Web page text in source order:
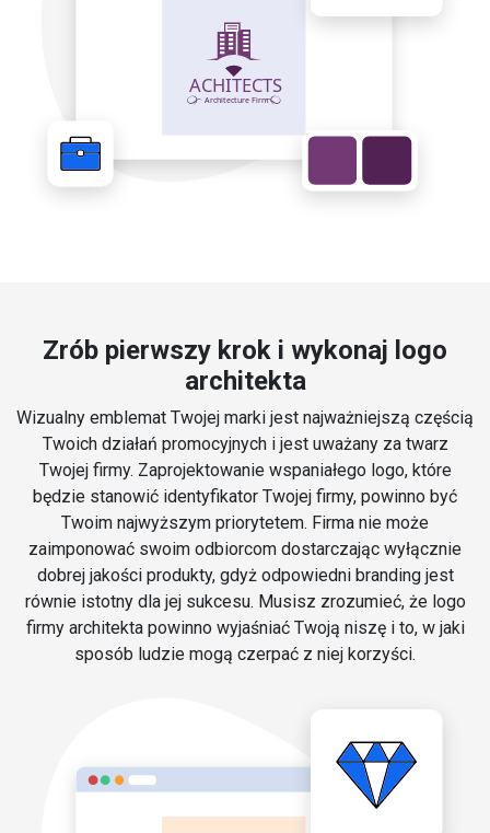
Zrób pierwszy krok i wykonaj logo
architekta
Wizualny emblemat Twojej marki jest najważniejszą częścią
Twoich działań promocyjnych i jest uważany za twarz
Twojej firmy. Zaprojektowanie wspaniałego logo, które
będzie stanowić identyfikator Twojej firmy, powinno być
Twoim najwyższym priorytetem. Firma nie może
zaimponować swoim odbiorcom dostarczając wyłącznie
dobrej jakości produkty, gdyż odpowiedni branding jest
równie istotny dla jej sukcesu. Musisz zrozumieć, że logo
firmy architekta powinno wyjaśniać Twoją niszę i to, w jaki
sposób ludzie mogą czerpać z niej korzyści.